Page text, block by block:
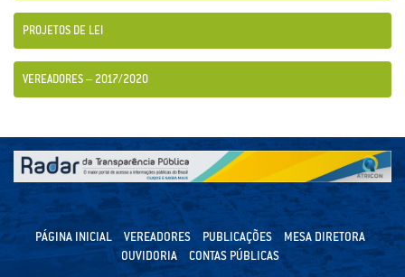
PROJETOS DE LEI
VEREADORES – 2017/2020
PÁGINA INICIAL VEREADORES PUBLICAÇÕES
MESA DIRETORA
OUVIDORIA
CONTAS PÚBLICAS